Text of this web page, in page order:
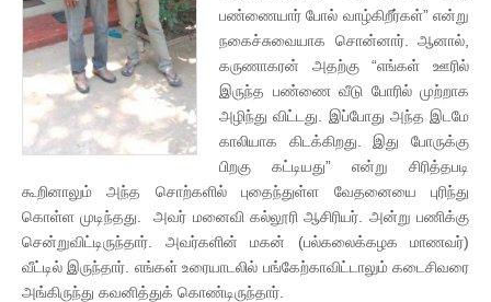
பண்ணையார் போல் வாழ்கிறீர்கள்” என்று
நகைச்சுவையாக சொன்னார். ஆனால்,
கருணாகரன் அதற்கு “எங்கள் ஊரில்
இருந்த பண்ணை வீடு போரில் முற்றாக
அழிந்து விட்டது. இப்போது அந்த இடமே
காலியாக கிடக்கிறது. இது போருக்கு
பிறகு கட்டியது” என்று சிரித்தபடி
கூறினாலும் அந்த சொற்களில் புதைந்துள்ள வேதனையை புரிந்து
கொள்ள முடிந்தது. அவர் மனைவி கல்லூரி ஆசிரியர். அன்று பணிக்கு
சென்றுவிட்டிருந்தார். அவர்களின் மகன் (பல்கலைக்கழக மாணவர்)
வீட்டில் இருந்தார். எங்கள் உரையாடலில் பங்கேற்காவிட்டாலும் கடைசிவரை
அங்கிருந்து கவனித்துக் கொண்டிருந்தார்.